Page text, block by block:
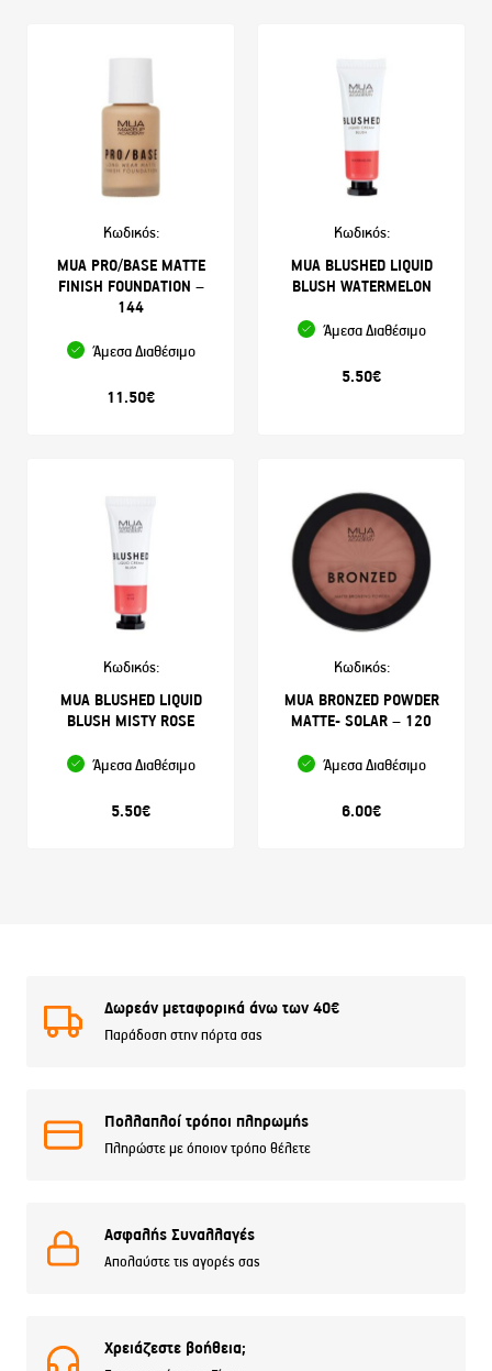
Κωδικός:
MUA PRO/BASE MATTE
FINISH FOUNDATION –
144
Άμεσα Διαθέσιμο
11.50€
Κωδικός:
MUA BLUSHED LIQUID
BLUSH WATERMELON
Άμεσα Διαθέσιμο
5.50€
Κωδικός:
MUA BLUSHED LIQUID
BLUSH MISTY ROSE
Άμεσα Διαθέσιμο
5.50€
Κωδικός:
MUA BRONZED POWDER
MATTE- SOLAR – 120
Άμεσα Διαθέσιμο
6.00€
Δωρεάν μεταφορικά άνω των 40€
Παράδοση στην πόρτα σας
Πολλαπλοί τρόποι πληρωμής
Πληρώστε με όποιον τρόπο θέλετε
Ασφαλής Συναλλαγές
Απολαύστε τις αγορές σας
Χρειάζεστε βοήθεια;